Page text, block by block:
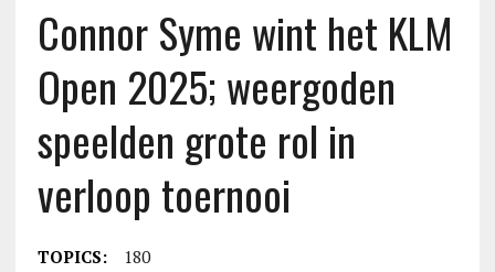
Connor Syme wint het KLM
Open 2025; weergoden
speelden grote rol in
verloop toernooi
TOPICS: 180